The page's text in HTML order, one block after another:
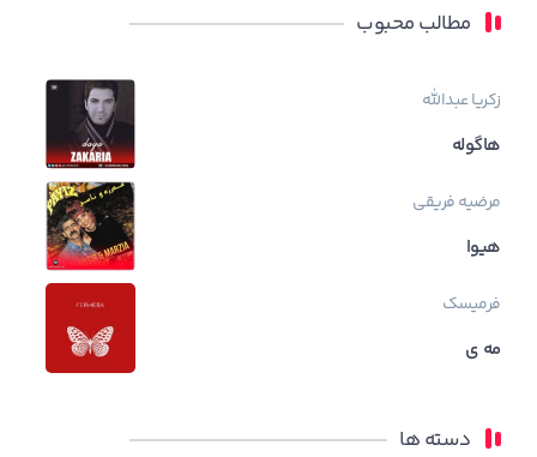
مطالب محبوب
زکریا عبدالله
هاگوله
مرضیه فریقی
هیوا
فرمیسک
مه ی
دسته ها